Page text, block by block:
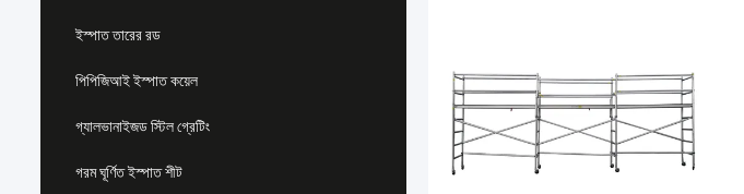
ইস্পাত তারের রড
পিপিজিআই ইস্পাত কয়েল
গ্যালভানাইজড স্টিল গ্রেটিং
গরম ঘূর্ণিত ইস্পাত শীট